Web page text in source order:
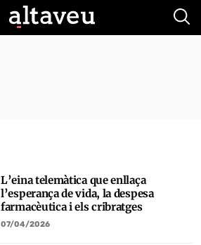
L’eina telemàtica que enllaça
l’esperança de vida, la despesa
farmacèutica i els cribratges
07/04/2026